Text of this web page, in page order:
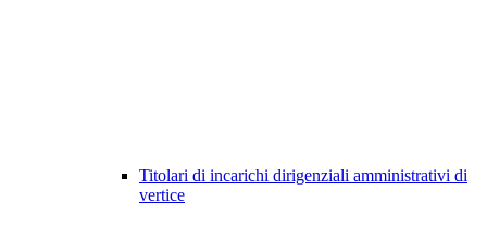
Titolari di incarichi dirigenziali amministrativi di
vertice